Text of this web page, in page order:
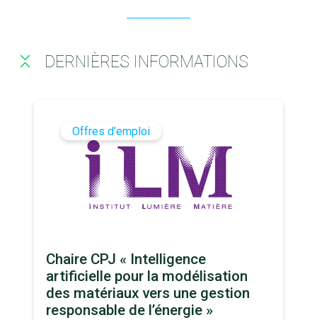
DERNIÈRES INFORMATIONS
Offres d’emploi
Chaire CPJ « Intelligence
artificielle pour la modélisation
des matériaux vers une gestion
responsable de l’énergie »